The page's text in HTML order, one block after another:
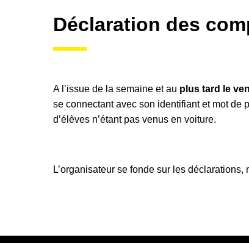
Déclaration des
A l’issue de la semaine et au plus tard le
se connectant avec son identifiant et mot de
d’élèves n’étant pas venus en voiture.
L’organisateur se fonde sur les